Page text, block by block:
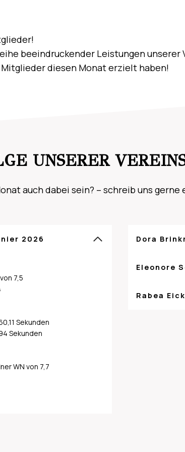
beeindruckender Leistungen
diesen Monat erzielt haben!
UNSERER
auch dabei sein? – schreib uns
2026
7,5
Sekunden
Sekunden
WN von 7,7
Dora
Eleonore
Rabea